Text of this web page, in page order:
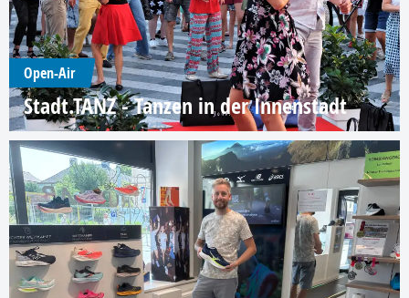
Open-Air
Stadt.TANZ - Tanzen in der Innenstadt